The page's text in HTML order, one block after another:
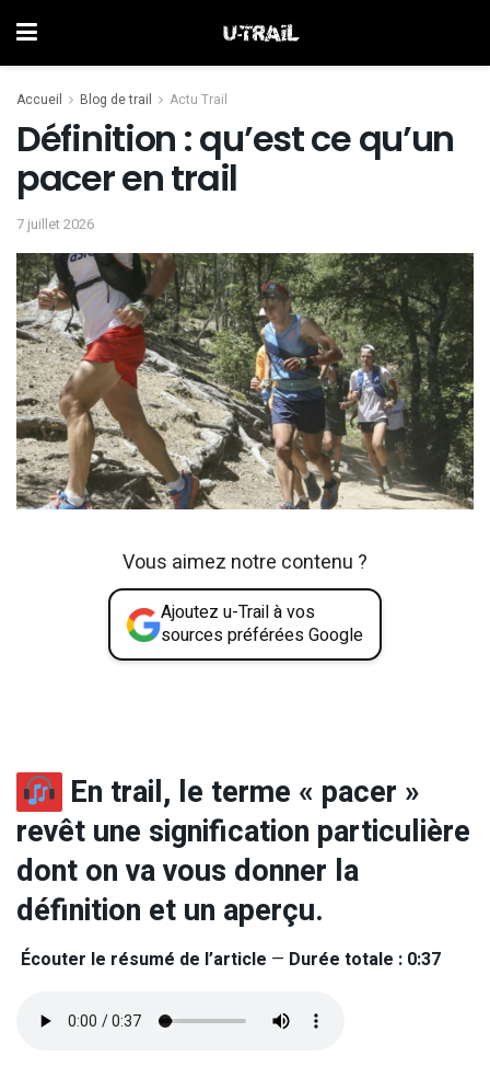
Accueil Blog de trail Actu Trail
Définition : qu’est ce qu’un
pacer en trail
7 juillet 2026
Vous aimez notre contenu ?
Ajoutez u-Trail à vos
sources préférées Google
En trail, le terme « pacer »
revêt une signification particulière
dont on va vous donner la
définition et un aperçu.
Écouter le résumé de l’article — Durée totale : 0:37